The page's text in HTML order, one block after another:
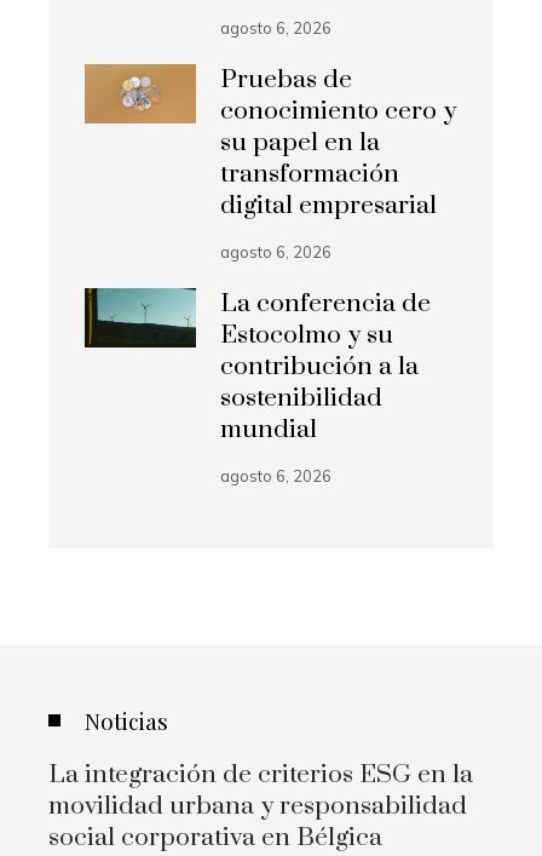
agosto 6, 2026
Pruebas de
conocimiento cero y
su papel en la
transformación
digital empresarial
agosto 6, 2026
La conferencia de
Estocolmo y su
contribución a la
sostenibilidad
mundial
agosto 6, 2026
Noticias
La integración de criterios ESG en la
movilidad urbana y responsabilidad
social corporativa en Bélgica